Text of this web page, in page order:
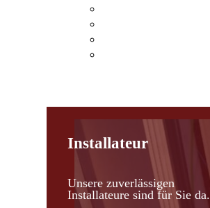
Installateur
Unsere zuverlässigen
Installateure sind für Sie da.